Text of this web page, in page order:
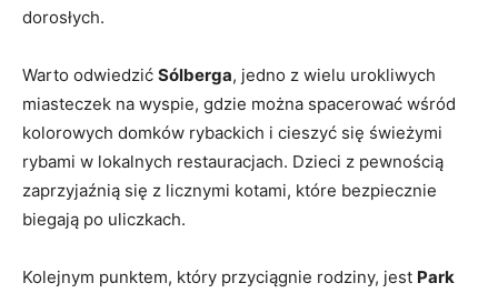
dorosłych.
Warto odwiedzić Sólberga, jedno z wielu urokliwych
miasteczek na wyspie, gdzie można spacerować wśród
kolorowych domków rybackich i cieszyć się świeżymi
rybami w lokalnych restauracjach. Dzieci z pewnością
zaprzyjaźnią się z licznymi kotami, które bezpiecznie
biegają po uliczkach.
Kolejnym punktem, który przyciągnie rodziny, jest Park